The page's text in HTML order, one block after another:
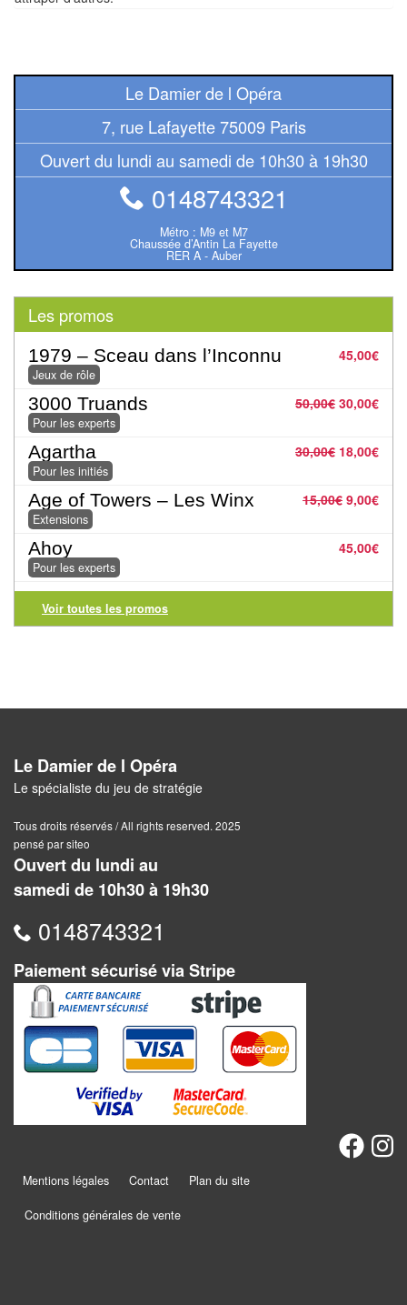
Pour
Joueurs
Gestion
Escape
Game
/
Enquête
Jeux
évolutifs
Jeux
abstraits
Extensions
Casse-
têtes
traditionnels
Jeu
de
Dames
Coffrets
jeux
–
multijeux
Cartes
traditionnelles
Jeu
Maquettes
Le Damier de l Opéra
7, rue Lafayette 75009 Paris
Ouvert du lundi au samedi de 10h30 à 19h30
0148743321
Métro : M9 et M7
Chaussée d’Antin La Fayette
RER A - Auber
Les promos
45,00€
1979 – Sceau dans l’Inconnu
Jeux de rôle
50,00€ 30,00€
3000 Truands
Pour les experts
30,00€ 18,00€
Agartha
Pour les initiés
15,00€ 9,00€
Age of Towers – Les Winx
Extensions
45,00€
Ahoy
Pour les experts
Voir toutes les promos
Le Damier de l Opéra
Le spécialiste du jeu de stratégie
Tous droits réservés / All rights reserved. 2025
pensé par siteo
Ouvert du lundi au
samedi de 10h30 à 19h30
0148743321
Paiement sécurisé via Stripe
Mentions légales Contact Plan du site
Conditions générales de vente